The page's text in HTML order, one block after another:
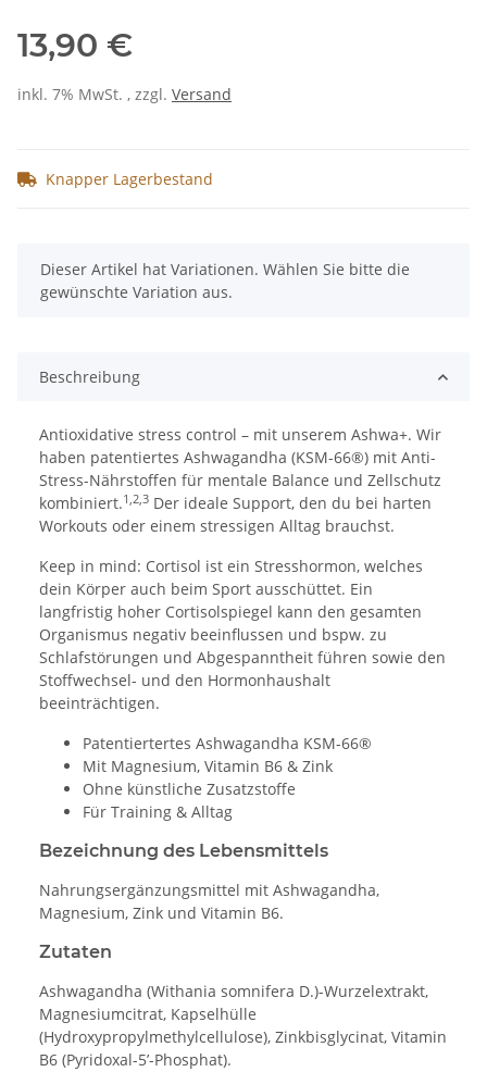
13,90 €
inkl. 7% MwSt. , zzgl. Versand
Knapper Lagerbestand
x
Dieser Artikel hat Variationen. Wählen Sie bitte die
gewünschte Variation aus.
Beschreibung
Antioxidative stress control – mit unserem Ashwa+. Wir
haben patentiertes Ashwagandha (KSM-66®) mit Anti-
Stress-Nährstoffen für mentale Balance und Zellschutz
kombiniert.1,2,3 Der ideale Support, den du bei harten
Workouts oder einem stressigen Alltag brauchst.
Keep in mind: Cortisol ist ein Stresshormon, welches
dein Körper auch beim Sport ausschüttet. Ein
langfristig hoher Cortisolspiegel kann den gesamten
Organismus negativ beeinflussen und bspw. zu
Schlafstörungen und Abgespanntheit führen sowie den
Stoffwechsel- und den Hormonhaushalt
beeinträchtigen.
Patentiertertes Ashwagandha KSM-66®
Mit Magnesium, Vitamin B6 & Zink
Ohne künstliche Zusatzstoffe
Für Training & Alltag
Bezeichnung des Lebensmittels
Nahrungsergänzungsmittel mit Ashwagandha,
Magnesium, Zink und Vitamin B6.
Zutaten
Ashwagandha (Withania somnifera D.)-Wurzelextrakt,
Magnesiumcitrat, Kapselhülle
(Hydroxypropylmethylcellulose), Zinkbisglycinat, Vitamin
B6 (Pyridoxal-5’-Phosphat).